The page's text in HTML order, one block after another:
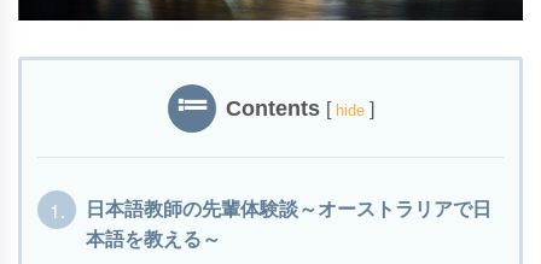
Contents [ hide ]
1.
日本語教師の先輩体験談～オーストラリアで日
本語を教える～